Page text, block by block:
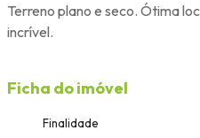
Terreno plano e seco. Ótima
incrível.
Ficha do imóvel
Finalidade